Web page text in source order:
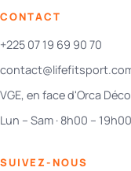
CONTACT
+225 07 19 69 90 70
VGE, en face d'Orca
Lun – Sam · 8h00 – 19h00
SUIVEZ-NOUS